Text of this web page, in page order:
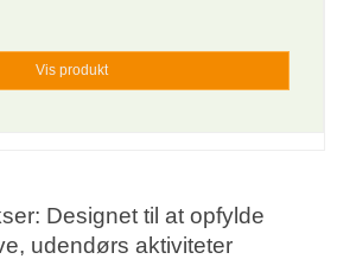
Vis produkt
Designet til at opfylde
udendørs aktiviteter